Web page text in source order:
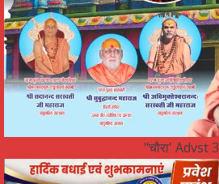
"चौरा' Advst 3